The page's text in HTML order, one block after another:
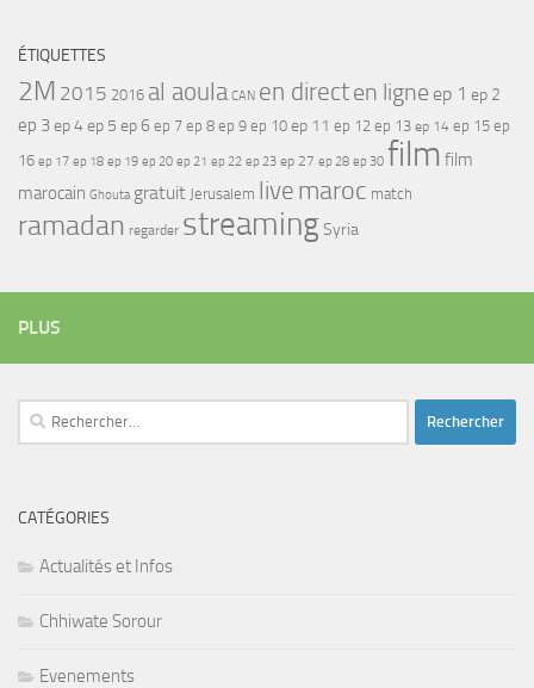
ÉTIQUETTES
2M 2015 2016 al aoula CAN en directen ligne ep 1 ep 2
ep 3ep 4ep 5 ep 6 ep 7 ep 8 ep 9 ep 10 ep 11 ep 12 ep 13 ep 14 ep 15 ep
16 ep 17 ep 18 ep 19 ep 20 ep 21 ep 22 ep 23 ep 27 ep 28 ep 30 film film
marocain Ghouta gratuit Jerusalem live maroc match
ramadan regarder streamingSyria
PLUS
Rechercher :
CATÉGORIES
Actualités et Infos
Chhiwate Sorour
Evenements